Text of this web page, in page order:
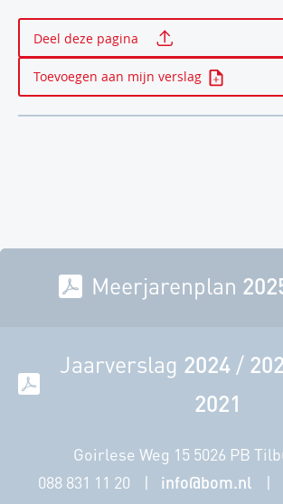
Deel deze pagina
Toevoegen aan mijn verslag
Meerjarenplan
Jaarverslag 2024/
2021
Goirlese Weg 15 5026 PB
088 831 11 20
info@bom.nl